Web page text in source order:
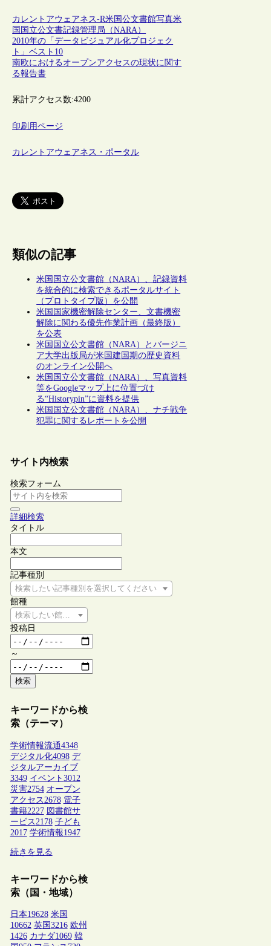
カレントアウェアネス-R米国公文書館写真米
国国立公文書記録管理局（NARA）
2010年の「データビジュアル化プロジェク
ト」ベスト10
南欧におけるオープンアクセスの現状に関す
る報告書
累計アクセス数:4200
印刷用ページ
カレントアウェアネス・ポータル
類似の記事
米国国立公文書館（NARA）、記録資料
を統合的に検索できるポータルサイト
（プロトタイプ版）を公開
米国国家機密解除センター、文書機密
解除に関わる優先作業計画（最終版）
を公表
米国国立公文書館（NARA）とバージニ
ア大学出版局が米国建国期の歴史資料
のオンライン公開へ
米国国立公文書館（NARA）、写真資料
等をGoogleマップ上に位置づけ
る“Historypin”に資料を提供
米国国立公文書館（NARA）、ナチ戦争
犯罪に関するレポートを公開
サイト内検索
検索フォーム
詳細検索
タイトル
本文
記事種別
検索したい記事種別を選択してください
館種
検索したい館種を選択してください
投稿日
～
検索
キーワードから検
索（テーマ）
学術情報流通4348
デジタル化4098 デ
ジタルアーカイブ
3349 イベント 3012
災害2754 オープン
アクセス 2678 電子
書籍2227 図書館サ
ービス 2178 子ども
2017 学術情報1947
続きを見る
キーワードから検
索（国・地域）
日本19628 米国
10662 英国 3216 欧州
1426 カナダ1069 韓